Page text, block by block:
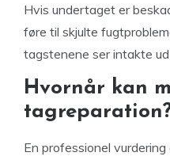
Hvis undertaget er
føre til skjulte
tagstenene ser intakte ud
Hvornår kan
En professionel